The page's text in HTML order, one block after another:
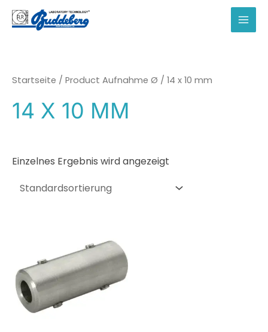
Zum
Inhalt
springen
Startseite / Product Aufnahme Ø / 14 x 10 mm
14 X 10 MM
Einzelnes Ergebnis wird angezeigt